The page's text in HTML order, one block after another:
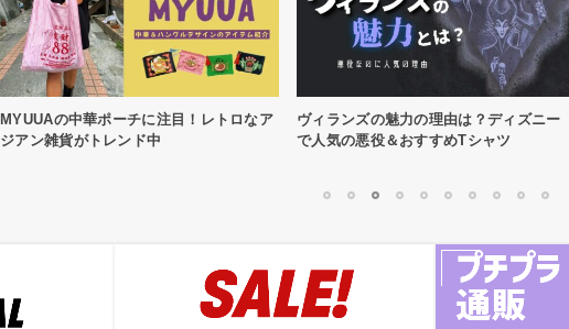
MYUUAの中華ポーチに注目！レトロなア
ジアン雑貨がトレンド中
ヴィランズの魅力の理由は？ディズニー
で人気の悪役＆おすすめTシャツ